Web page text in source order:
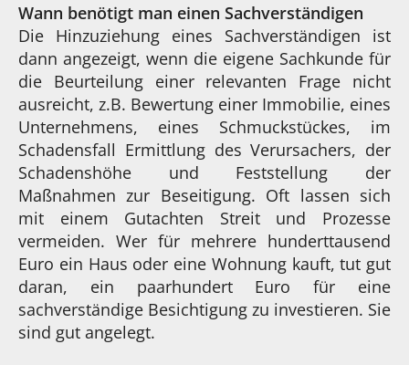
Wann benötigt man einen Sachverständigen
Die Hinzuziehung eines Sachverständigen ist
dann angezeigt, wenn die eigene Sachkunde für
die Beurteilung einer relevanten Frage nicht
ausreicht, z.B. Bewertung einer Immobilie, eines
Unternehmens, eines Schmuckstückes, im
Schadensfall Ermittlung des Verursachers, der
Schadenshöhe und Feststellung der
Maßnahmen zur Beseitigung. Oft lassen sich
mit einem Gutachten Streit und Prozesse
vermeiden. Wer für mehrere hunderttausend
Euro ein Haus oder eine Wohnung kauft, tut gut
daran, ein paarhundert Euro für eine
sachverständige Besichtigung zu investieren. Sie
sind gut angelegt.